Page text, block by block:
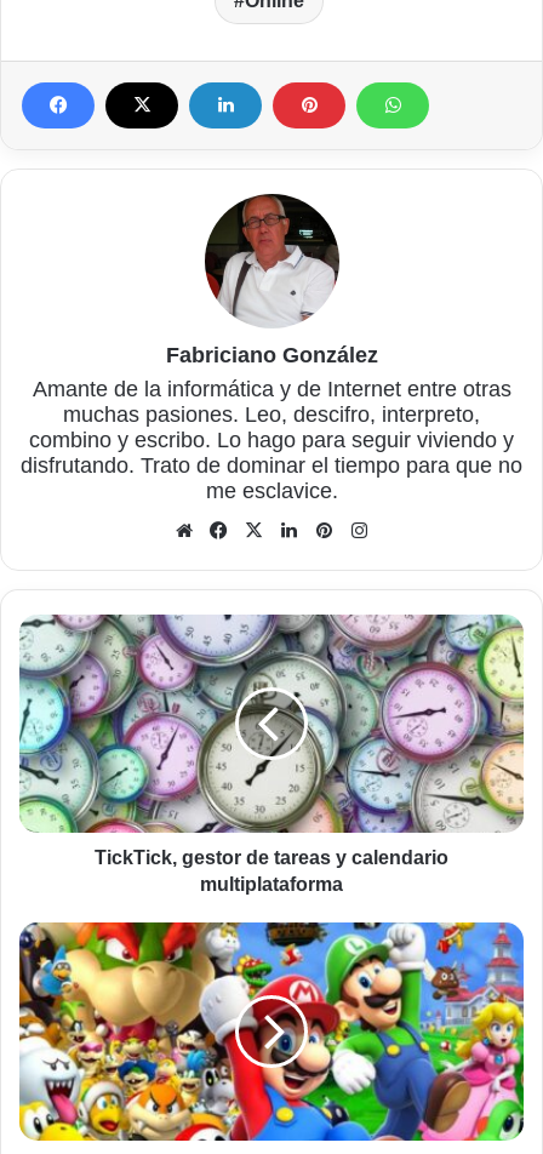
Fabriciano González
Amante de la informática y de Internet entre otras
muchas pasiones. Leo, descifro, interpreto,
combino y escribo. Lo hago para seguir viviendo y
disfrutando. Trato de dominar el tiempo para que no
me esclavice.
Sitio
Facebook
X LinkedInPinterest
TickTick,
gestor
de
tareas
y
calendario
multiplataforma
TickTick, gestor de tareas y calendario
multiplataforma
Cómo
disfrutar
de
juegos
de
antes
en
el
ordenador